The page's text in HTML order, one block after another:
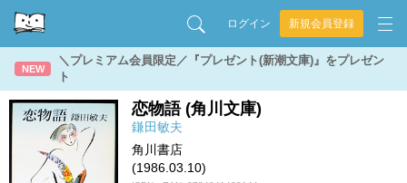
ログイン 新規会員登録
NEW
＼プレミアム会員限定／『プレゼント(新潮文庫)』をプレゼン
ト
恋物語 (角川文庫)
鎌田敏夫
角川書店
(1986.03.10)